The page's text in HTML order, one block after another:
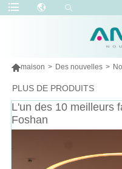
maison > Des nouvelles >
PLUS DE PRODUITS
L'un des 10 meilleurs
Foshan